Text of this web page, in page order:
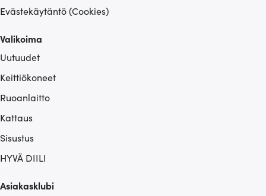
Evästekäytäntö (Cookies)
Valikoima
Uutuudet
Keittiökoneet
Ruoanlaitto
Kattaus
Sisustus
HYVÄ DIILI
Asiakasklubi